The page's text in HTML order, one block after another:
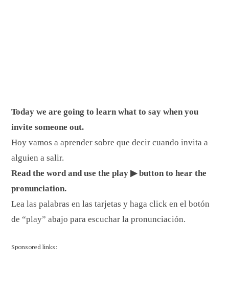
Today we are going to learn what to say when you
invite someone out.
Hoy vamos a aprender sobre que decir cuando invita a
alguien a salir.
Read the word and use the play ▶ button to hear the
pronunciation.
Lea las palabras en las tarjetas y haga click en el botón
de “play” abajo para escuchar la pronunciación.
Sponsored links: